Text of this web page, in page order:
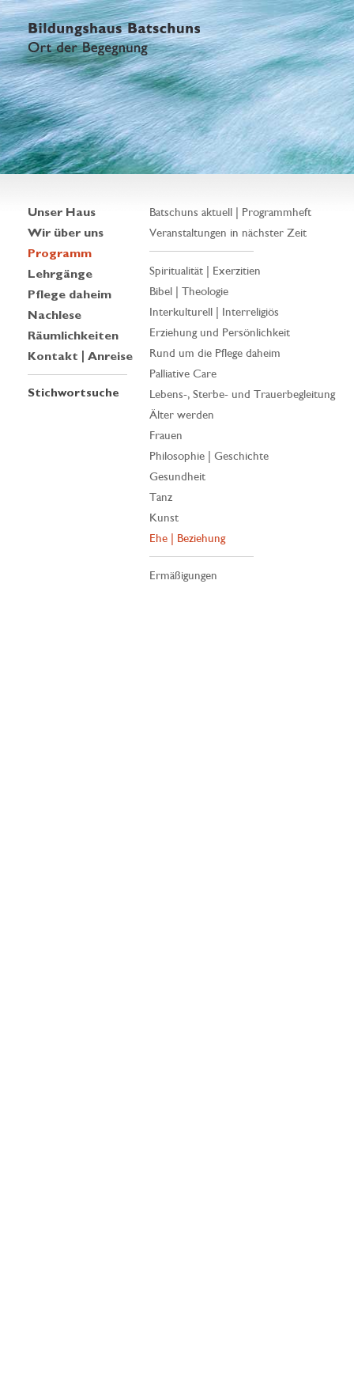
Unser Haus
Wir über uns
Programm
Lehrgänge
Pflege daheim
Nachlese
Räumlichkeiten
Kontakt | Anreise
Stichwortsuche
Batschuns aktuell | Programmheft
Veranstaltungen in nächster Zeit
Spiritualität | Exerzitien
Bibel | Theologie
Interkulturell | Interreligiös
Erziehung und Persönlichkeit
Rund um die Pflege daheim
Palliative Care
Lebens-, Sterbe- und Trauerbegleitung
Älter werden
Frauen
Philosophie | Geschichte
Gesundheit
Tanz
Kunst
Ehe | Beziehung
Ermäßigungen